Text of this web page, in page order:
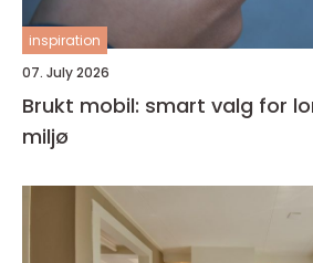
inspiration
07. July 2026
Brukt mobil: smart valg for
miljø